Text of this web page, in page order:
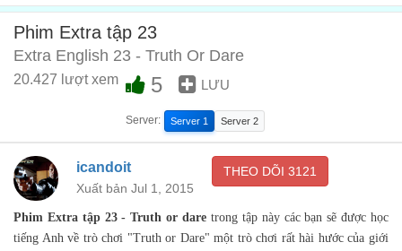
Hector is a millionaire.
Hector là một triệu phú.
But Annie doesn't really care.
Nhưng Annie không thực sự quan tâm.
Stand by for Extra.
Cùng đón xem Extra.
He's been gone for ages.
Anh ta đã bỏ đi, nhiều năm như vậy rồi.
01:11
Phim Extra tập 23
Extra English 23 - Truth Or Dare
20.427 lượt xem 5 LƯU
Server: Server 1 Server 2
icandoit
Xuất bản Jul 1, 2015
THEO DÕI 3121
Phim Extra tập 23 - Truth or dare trong tập này các bạn sẽ được học
tiếng Anhvề trò chơi "Truth or Dare" một trò chơi rất hài hước của giới